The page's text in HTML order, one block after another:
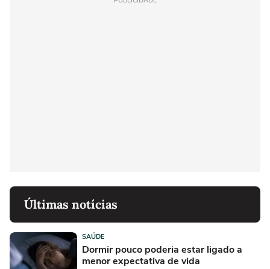
Últimas notícias
SAÚDE
Dormir pouco poderia estar ligado a
menor expectativa de vida